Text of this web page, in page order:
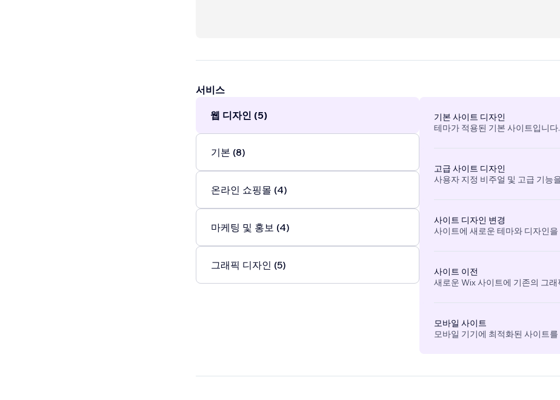
서비스
웹 디자인 (5)
기본 (8)
온라인 쇼핑몰 (4)
마케팅 및 홍보 (4)
그래픽 디자인 (5)
기본 사이트 디자인
테마가 적용된 기본 사이트입니다.
고급 사이트 디자인
사용자 지정 비주얼 및 고급 기능
사이트 디자인 변경
사이트에 새로운 테마와 디자인
사이트 이전
새로운 Wix 사이트에 기존의 그
모바일 사이트
모바일 기기에 최적화된 사이트